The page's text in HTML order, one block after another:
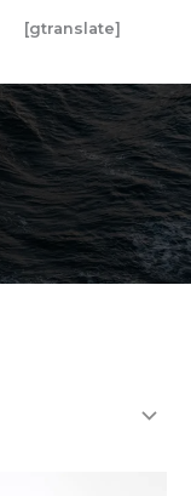
[gtranslate]